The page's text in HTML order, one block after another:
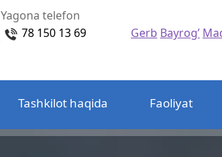
Yagona telefon
78 150 13 69
Gerb Bayrog’
Tashkilot haqida Faoliyat